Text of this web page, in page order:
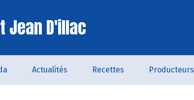
Jean D'illac
Actualités Recettes Producteurs